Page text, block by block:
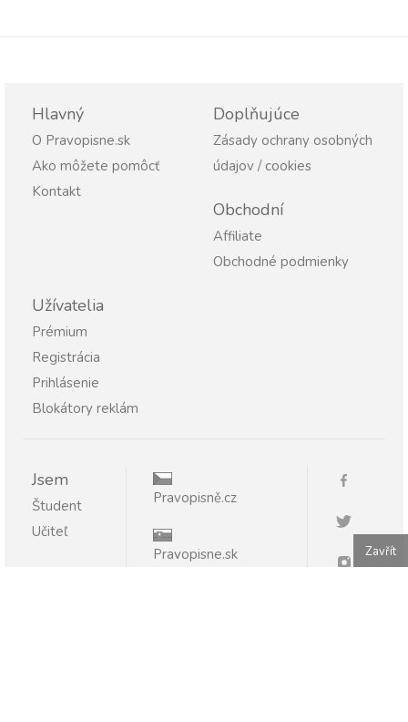
Hlavný
O Pravopisne.sk
Ako môžete pomôcť
Kontakt
Doplňujúce
Zásady ochrany osobných
údajov / cookies
Obchodní
Affiliate
Obchodné podmienky
Užívatelia
Prémium
Registrácia
Prihlásenie
Blokátory reklám
Jsem
Študent
Učiteľ
Pravopisně.cz
Pravopisne.sk Zavřít